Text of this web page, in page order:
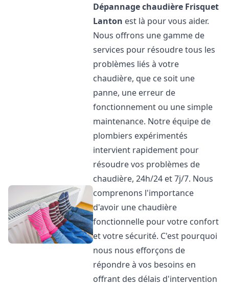
Dépannage chaudière Frisquet
Lanton est là pour vous aider.
Nous offrons une gamme de
services pour résoudre tous les
problèmes liés à votre
chaudière, que ce soit une
panne, une erreur de
fonctionnement ou une simple
maintenance. Notre équipe de
plombiers expérimentés
intervient rapidement pour
résoudre vos problèmes de
chaudière, 24h/24 et 7j/7. Nous
comprenons l'importance
d'avoir une chaudière
fonctionnelle pour votre confort
et votre sécurité. C'est pourquoi
nous nous efforçons de
répondre à vos besoins en
offrant des délais d'intervention